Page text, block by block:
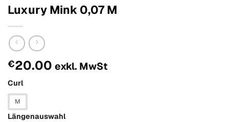
Luxury Mink 0,07 M
€20.00 exkl. MwSt
Curl
M
Längenauswahl